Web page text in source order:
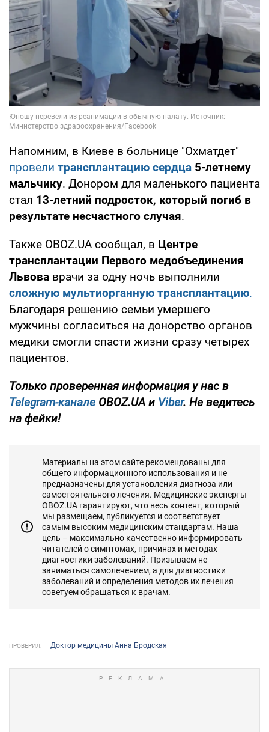
Напомним, в Киеве в больнице "Охматдет"
провели трансплантацию сердца 5-летнему
мальчику. Донором для маленького пациента
стал 13-летний подросток, который погиб в
результате несчастного случая.
Также OBOZ.UA сообщал, в Центре
трансплантации Первого медобъединения
Львова врачи за одну ночь выполнили
сложную мультиорганную трансплантацию.
Благодаря решению семьи умершего
мужчины согласиться на донорство органов
медики смогли спасти жизни сразу четырех
пациентов.
Только проверенная информация у нас в
Telegram-канале OBOZ.UA и Viber. Не ведитесь
на фейки!
Материалы на этом сайте рекомендованы для
общего информационного использования и не
предназначены для установления диагноза или
самостоятельного лечения. Медицинские эксперты
OBOZ.UA гарантируют, что весь контент, который
мы размещаем, публикуется и соответствует
самым высоким медицинским стандартам. Наша
цель – максимально качественно информировать
читателей о симптомах, причинах и методах
диагностики заболеваний. Призываем не
заниматься самолечением, а для диагностики
заболеваний и определения методов их лечения
советуем обращаться к врачам.
ПРОВЕРИЛ: Доктор медицины Анна Бродская